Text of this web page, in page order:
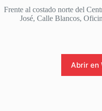
Frente al costado norte del
José, Calle Blancos,
Abrir en